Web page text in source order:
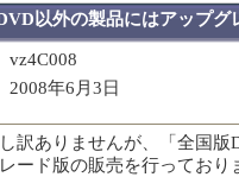
以外の製品にはアップグ
vz4C008
2008年6月3日
訳ありませんが、「全国
ード版の販売を行ってお